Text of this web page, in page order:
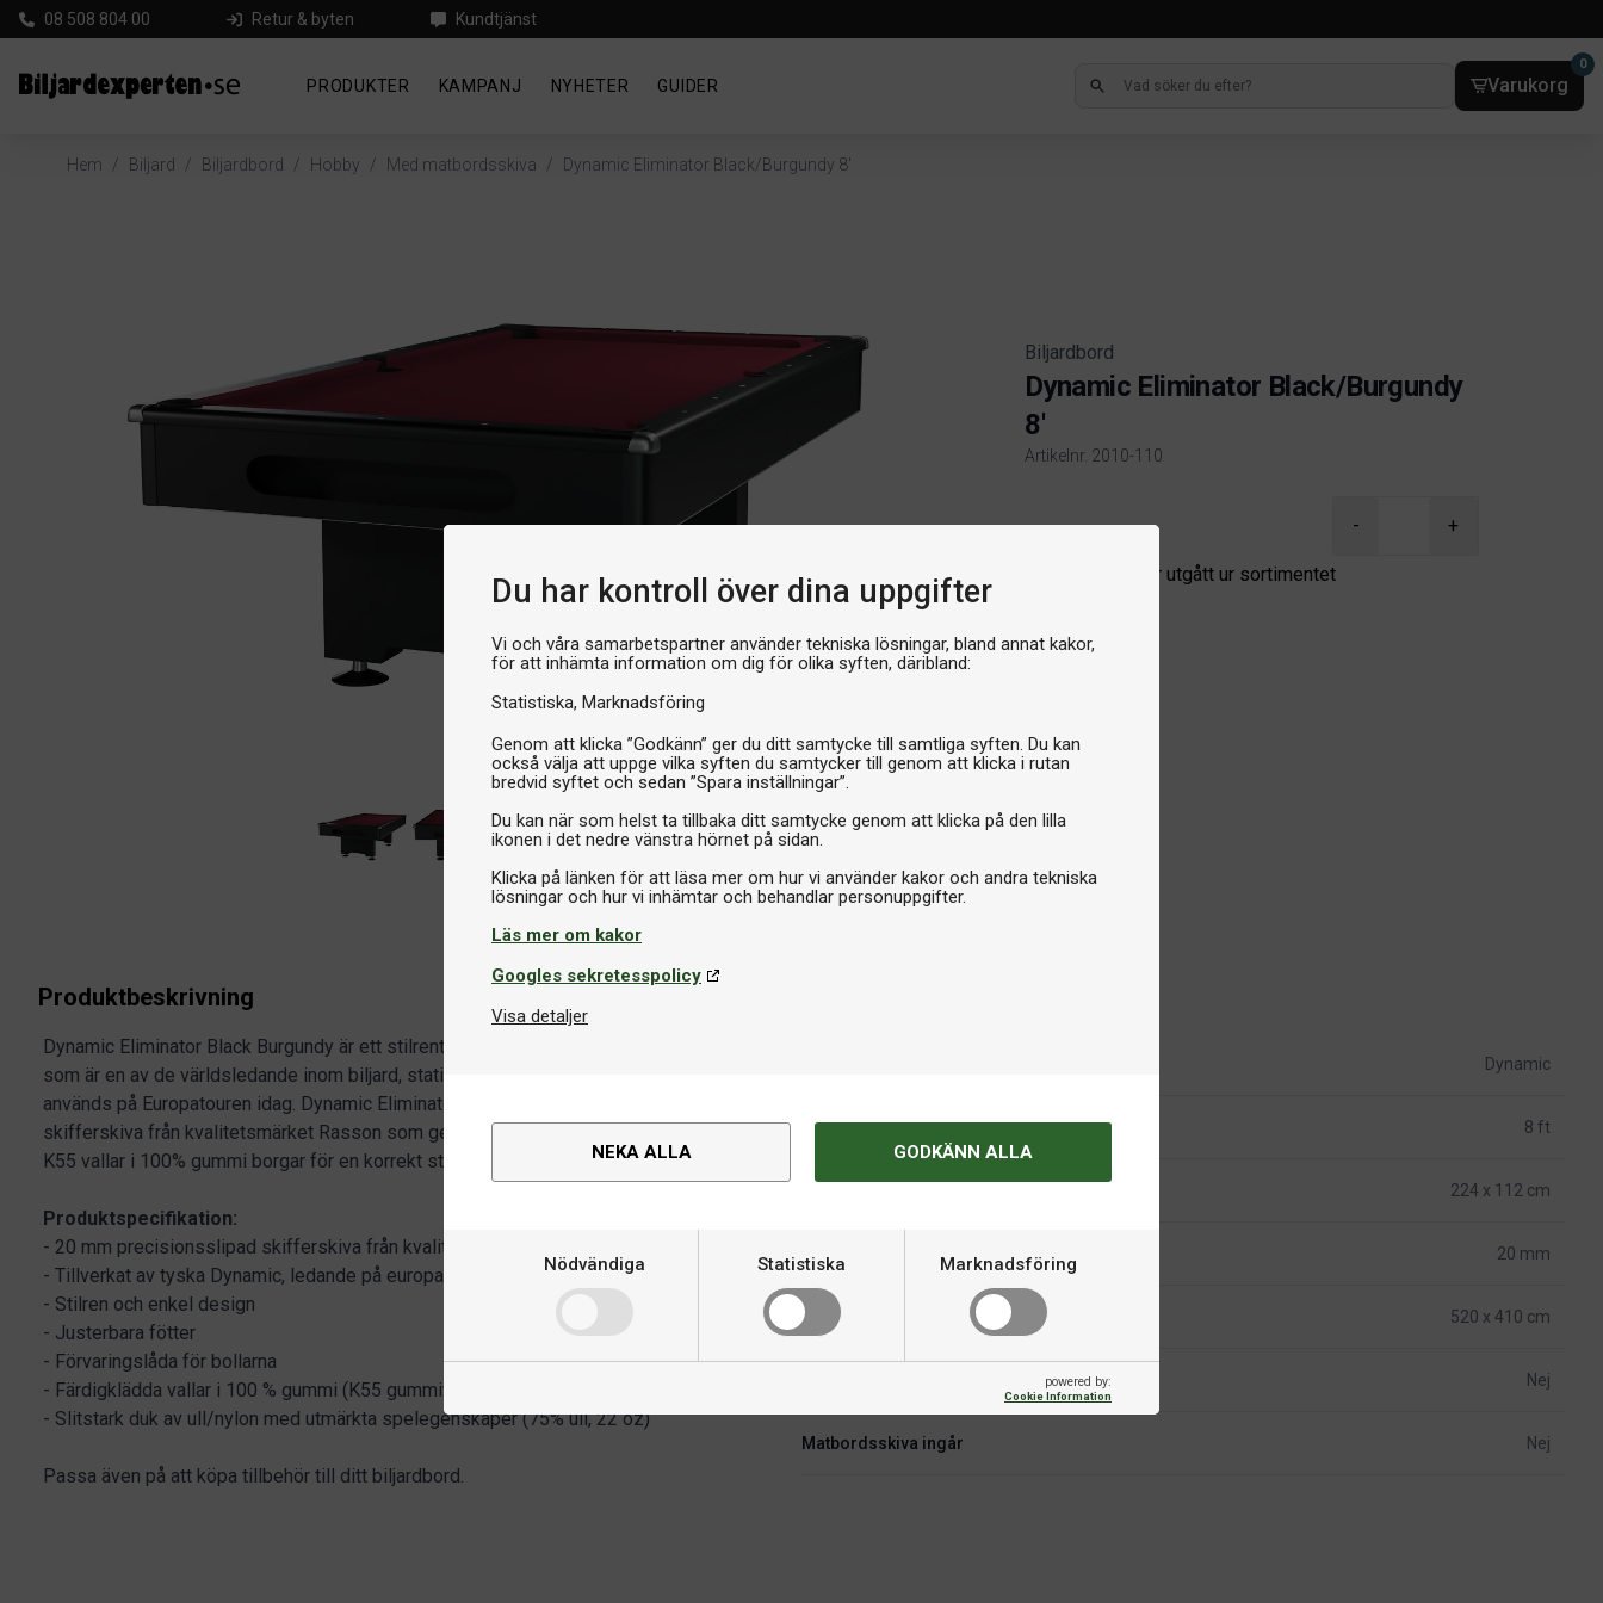
Du har kontroll över dina uppgifter
Vi och våra samarbetspartner använder tekniska lösningar, bland annat kakor,
för att inhämta information om dig för olika syften, däribland:
Statistiska Marknadsföring
Genom att klicka ”Godkänn” ger du ditt samtycke till samtliga syften. Du kan
också välja att uppge vilka syften du samtycker till genom att klicka i rutan
bredvid syftet och sedan ”Spara inställningar”.
Du kan när som helst ta tillbaka ditt samtycke genom att klicka på den lilla
ikonen i det nedre vänstra hörnet på sidan.
Klicka på länken för att läsa mer om hur vi använder kakor och andra tekniska
Läs mer om kakor
Googles sekretesspolicy
Visa detaljer
NEKA ALLA GODKÄNN ALLA
Nödvändiga Statistiska Marknadsföring
powered by:
Cookie Information
08 508 804 00 Retur & byten Kundtjänst
PRODUKTER KAMPANJ NYHETER GUIDER Varukorg
0
Hem / Biljard / Biljardbord / Hobby / Med matbordsskiva / Dynamic Eliminator Black/Burgundy 8'
Biljardbord
Dynamic Eliminator Black/Burgundy
8'
Artikelnr. 2010-110
- +
Produkten har utgått ur sortimentet
Produktbeskrivning
Dynamic Eliminator Black Burgundy är ett stilrent och bra biljardbord från tyska Dynamic,
som är en av de världsledande inom biljard, stationerade i Tyskland, och deras matchbord
används på Europatouren idag. Dynamic Eliminator är utrustat med 20 mm precisionsslipad
skifferskiva från kvalitetsmärket Rasson som ger dig mycket goda spelegenskaper, samt
K55 vallar i 100% gummi borgar för en korrekt studs.
Produktspecifikation:
- 20 mm precisionsslipad skifferskiva från kvalitetsmärket Rasson
- Tillverkat av tyska Dynamic, ledande på europatouren
- Stilren och enkel design
- Justerbara fötter
- Förvaringslåda för bollarna
- Färdigklädda vallar i 100 % gummi (K55 gummivallar) - underlättar montering
- Slitstark duk av ull/nylon med utmärkta spelegenskaper (75% ull, 22 oz)
Passa även på att köpa tillbehör till ditt biljardbord.
Dynamic
Storlek 8 ft
224 x 112 cm
Spelskivans tjocklek 20 mm
Rekommenderat utrymme 520 x 410 cm
Nej
Matbordsskiva ingår Nej